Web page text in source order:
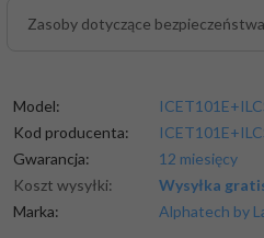
Zasoby dotyczące
Model:
Kod producenta:
Gwarancja:
12 miesięcy
Koszt wysyłki:
Wysyłka
Marka:
Alphatech by